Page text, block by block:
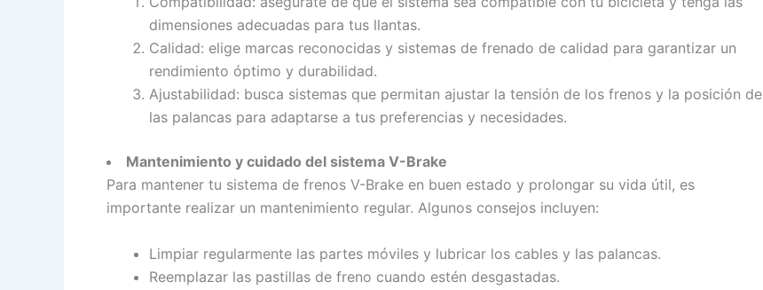
dimensiones adecuadas para tus llantas.
Calidad: elige marcas reconocidas y sistemas de frenado de calidad para garantizar un
rendimiento óptimo y durabilidad.
Ajustabilidad: busca sistemas que permitan ajustar la tensión de los frenos y la posición de
las palancas para adaptarse a tus preferencias y necesidades.
Mantenimiento y cuidado del sistema V-Brake
Para mantener tu sistema de frenos V-Brake en buen estado y prolongar su vida útil, es
importante realizar un mantenimiento regular. Algunos consejos incluyen:
Limpiar regularmente las partes móviles y lubricar los cables y las palancas.
Reemplazar las pastillas de freno cuando estén desgastadas.